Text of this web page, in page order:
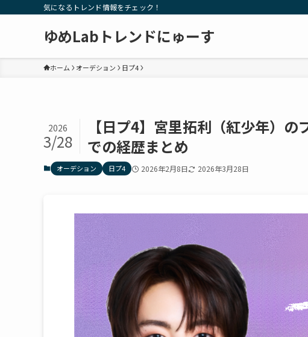
気になるトレンド情報をチェック！
ゆめLabトレンドにゅーす
ホーム オーデション 日プ4
【日プ4】宮里拓利（紅少年）
での経歴まとめ
2026
3/28
オーデション 日プ4 2026年2月8日 2026年3月28日